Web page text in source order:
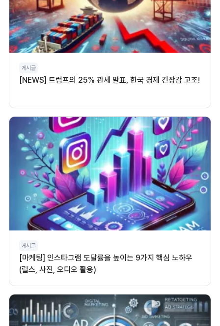
게시글
[NEWS] 트럼프의 25% 관세 발표, 한국 경제 긴장감 고조!
게시글
[마케팅] 인스타그램 도달률을 높이는 9가지 핵심 노하우
(릴스, 사진, 오디오 활용)